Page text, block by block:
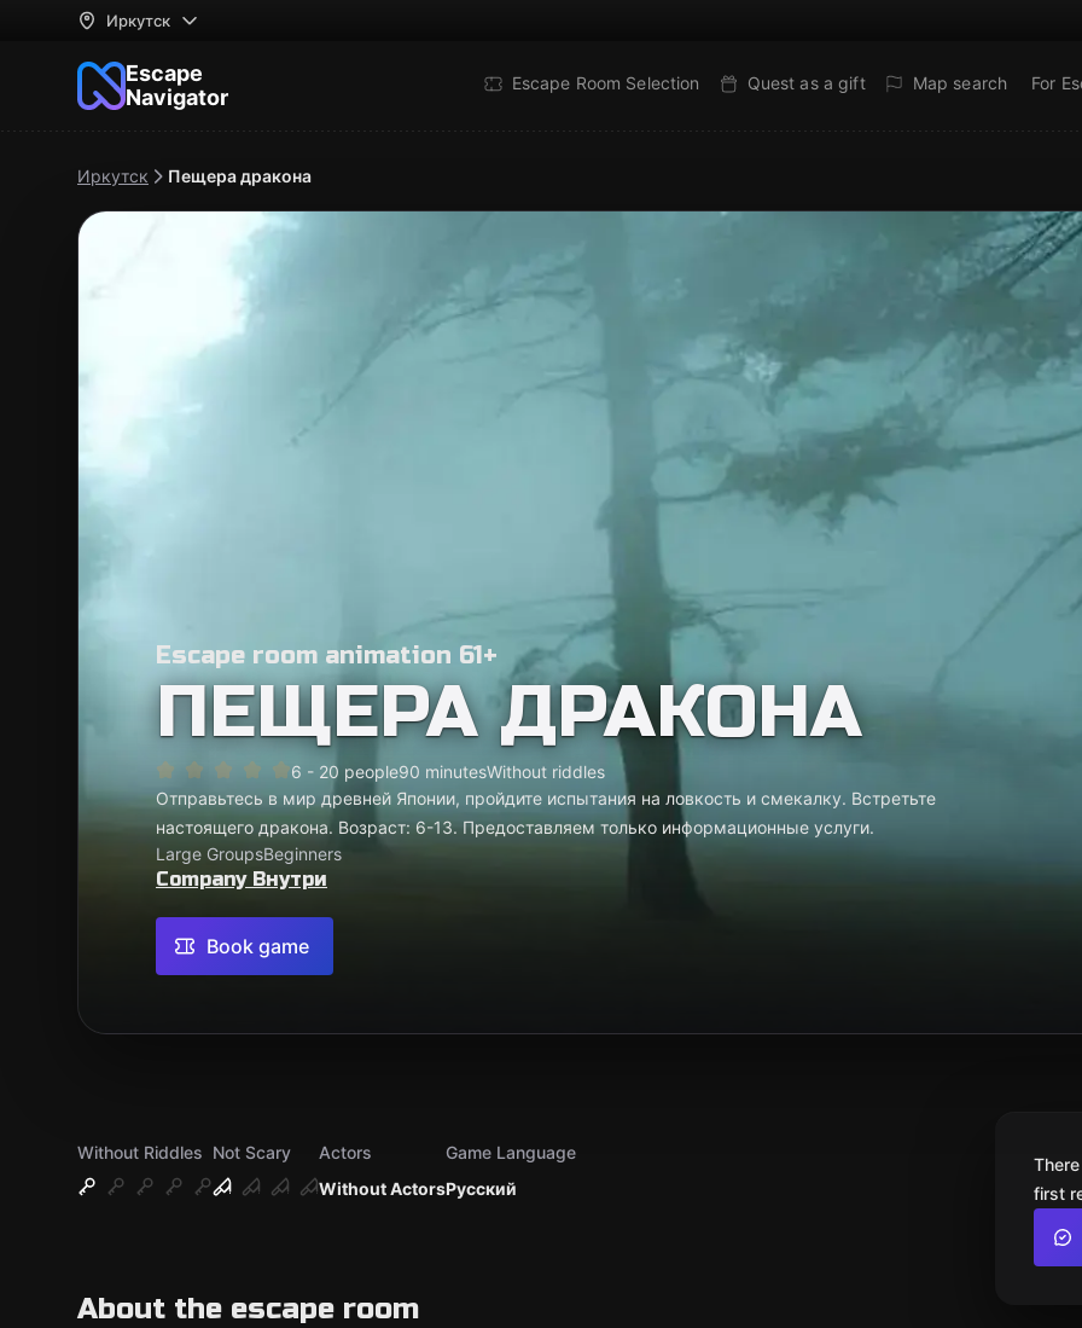
Иркутск
Escape
Navigator
Escape Room Selection Quest as a gift Map search For
Иркутск Пещера дракона
Escape room animation 61+
ПЕЩЕРА ДРАКОНА
6 - 20 people90 minutesWithout riddles
Отправьтесь в мир древней Японии, пройдите испытания на ловкость и смекалку. Встретьте
настоящего дракона. Возраст: 6-13. Предоставляем только информационные услуги.
Large GroupsBeginners
Company Внутри
Book game
Without Riddles Not Scary
Without Actors
Actors
Русский
Game Language
About the escape room
first